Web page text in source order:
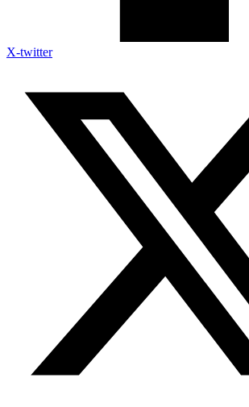
X-twitter